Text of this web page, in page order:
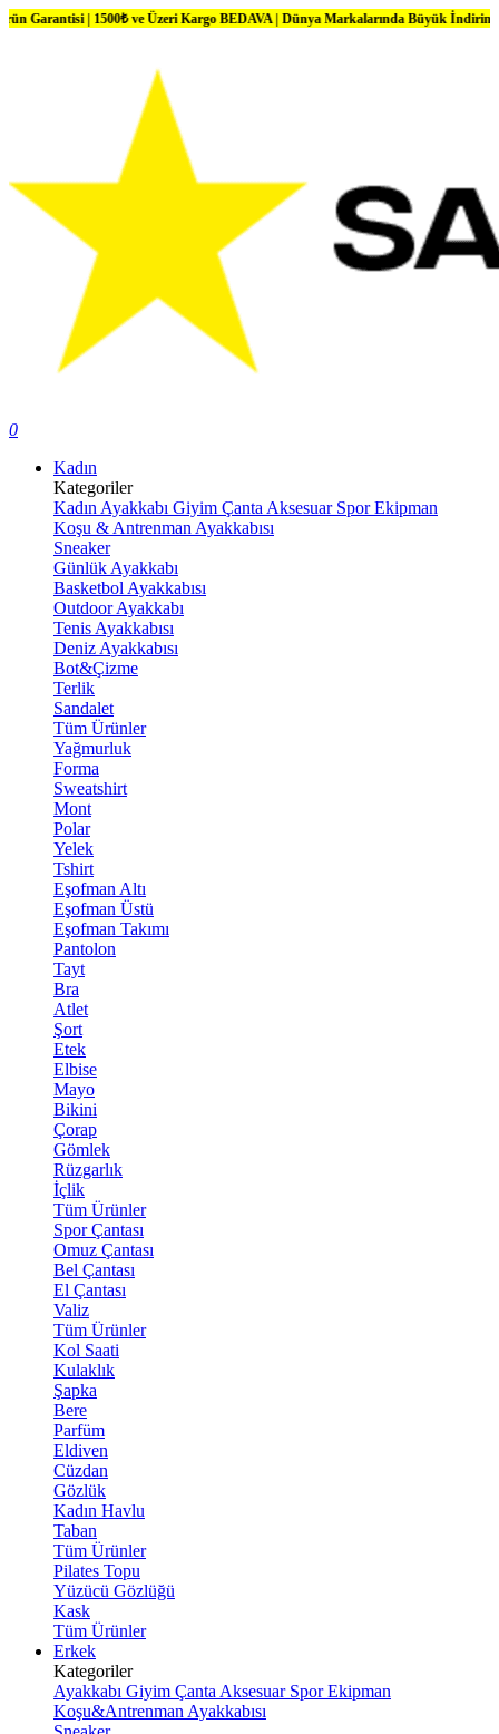
| 1500₺ ve Üzeri Kargo BEDAVA | Dünya Markalarında Büyük İndirimler
0
Kadın
Kategoriler
Kadın Ayakkabı Giyim Çanta Aksesuar Spor Ekipman
Koşu & Antrenman Ayakkabısı
Sneaker
Günlük Ayakkabı
Basketbol Ayakkabısı
Outdoor Ayakkabı
Tenis Ayakkabısı
Deniz Ayakkabısı
Bot&Çizme
Terlik
Sandalet
Tüm Ürünler
Yağmurluk
Forma
Sweatshirt
Mont
Polar
Yelek
Tshirt
Eşofman Altı
Eşofman Üstü
Eşofman Takımı
Pantolon
Tayt
Bra
Atlet
Şort
Etek
Elbise
Mayo
Bikini
Çorap
Gömlek
Rüzgarlık
İçlik
Tüm Ürünler
Spor Çantası
Omuz Çantası
Bel Çantası
El Çantası
Valiz
Tüm Ürünler
Kol Saati
Kulaklık
Şapka
Bere
Parfüm
Eldiven
Cüzdan
Gözlük
Kadın Havlu
Taban
Tüm Ürünler
Pilates Topu
Yüzücü Gözlüğü
Kask
Tüm Ürünler
Erkek
Kategoriler
Ayakkabı Giyim Çanta Aksesuar Spor Ekipman
Koşu&Antrenman Ayakkabısı